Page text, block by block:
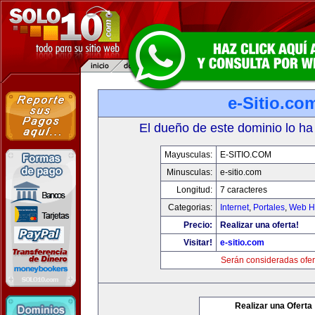
e-
El dueño de este dominio lo
Mayusculas:
E-SITIO.COM
Minusculas:
e-sitio.com
Longitud:
7 caracteres
Categorias:
Internet, Portales, Web
Precio:
Realizar una oferta!
Visitar!
e-sitio.com
Serán consideradas
Realizar una Oferta